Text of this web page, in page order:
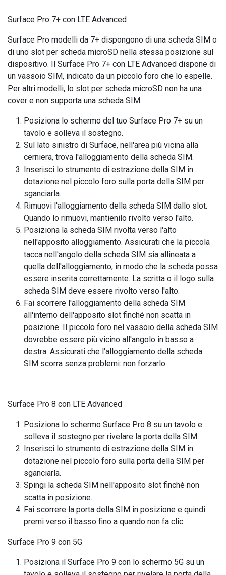
Surface Pro 7+ con LTE Advanced
Surface Pro modelli da 7+ dispongono di una scheda SIM o
di uno slot per scheda microSD nella stessa posizione sul
dispositivo. Il Surface Pro 7+ con LTE Advanced dispone di
un vassoio SIM, indicato da un piccolo foro che lo espelle.
Per altri modelli, lo slot per scheda microSD non ha una
cover e non supporta una scheda SIM.
Posiziona lo schermo del tuo Surface Pro 7+ su un
tavolo e solleva il sostegno.
Sul lato sinistro di Surface, nell'area più vicina alla
cerniera, trova l'alloggiamento della scheda SIM.
Inserisci lo strumento di estrazione della SIM in
dotazione nel piccolo foro sulla porta della SIM per
sganciarla.
Rimuovi l'alloggiamento della scheda SIM dallo slot.
Quando lo rimuovi, mantienilo rivolto verso l'alto.
Posiziona la scheda SIM rivolta verso l'alto
nell'apposito alloggiamento. Assicurati che la piccola
tacca nell'angolo della scheda SIM sia allineata a
quella dell'alloggiamento, in modo che la scheda possa
essere inserita correttamente. La scritta o il logo sulla
scheda SIM deve essere rivolto verso l'alto.
Fai scorrere l'alloggiamento della scheda SIM
all'interno dell'apposito slot finché non scatta in
posizione. Il piccolo foro nel vassoio della scheda SIM
dovrebbe essere più vicino all'angolo in basso a
destra. Assicurati che l'alloggiamento della scheda
SIM scorra senza problemi: non forzarlo.
Surface Pro 8 con LTE Advanced
Posiziona lo schermo Surface Pro 8 su un tavolo e
solleva il sostegno per rivelare la porta della SIM.
Inserisci lo strumento di estrazione della SIM in
dotazione nel piccolo foro sulla porta della SIM per
sganciarla.
Spingi la scheda SIM nell'apposito slot finché non
scatta in posizione.
Fai scorrere la porta della SIM in posizione e quindi
premi verso il basso fino a quando non fa clic.
Surface Pro 9 con 5G
Posiziona il Surface Pro 9 con lo schermo 5G su un